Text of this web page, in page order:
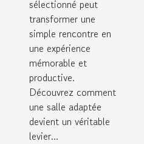
sélectionné peut
transformer une
simple rencontre en
une expérience
mémorable et
productive.
Découvrez comment
une salle adaptée
devient un véritable
levier...